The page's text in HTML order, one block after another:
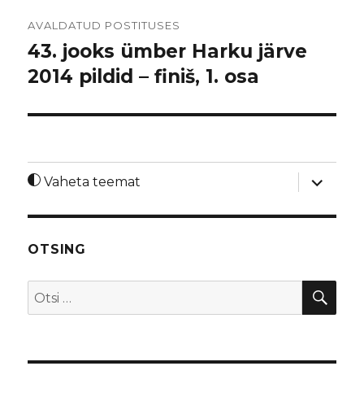
AVALDATUD POSTITUSES
43. jooks ümber Harku järve
2014 pildid – finiš, 1. osa
Vaheta teemat
laienda
OTSING
Otsi: